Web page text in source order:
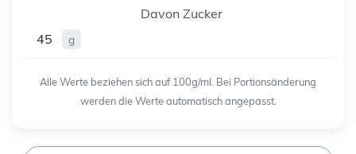
Davon Zucker
45
g
Alle Werte beziehen sich auf 100g/ml. Bei Portionsänderung
werden die Werte automatisch angepasst.